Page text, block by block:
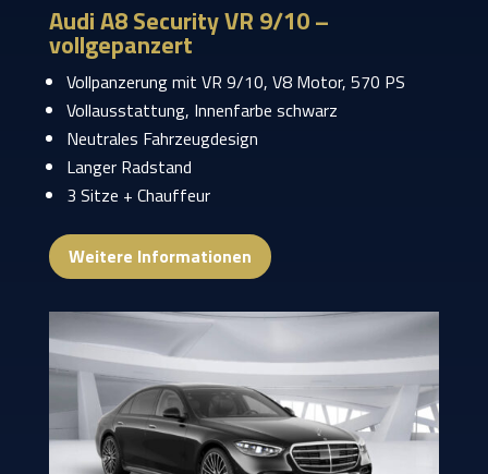
Audi A8 Security VR 9/10 –
vollgepanzert
Vollpanzerung mit VR 9/10, V8 Motor, 570 PS
Vollausstattung, Innenfarbe schwarz
Neutrales Fahrzeugdesign
Langer Radstand
3 Sitze + Chauffeur
Weitere Informationen